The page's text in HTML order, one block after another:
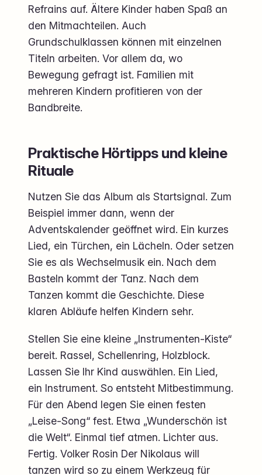
Refrains auf. Ältere Kinder haben Spaß an
den Mitmachteilen. Auch
Grundschulklassen können mit einzelnen
Titeln arbeiten. Vor allem da, wo
Bewegung gefragt ist. Familien mit
mehreren Kindern profitieren von der
Bandbreite.
Praktische Hörtipps und kleine
Rituale
Nutzen Sie das Album als Startsignal. Zum
Beispiel immer dann, wenn der
Adventskalender geöffnet wird. Ein kurzes
Lied, ein Türchen, ein Lächeln. Oder setzen
Sie es als Wechselmusik ein. Nach dem
Basteln kommt der Tanz. Nach dem
Tanzen kommt die Geschichte. Diese
klaren Abläufe helfen Kindern sehr.
Stellen Sie eine kleine „Instrumenten-Kiste“
bereit. Rassel, Schellenring, Holzblock.
Lassen Sie Ihr Kind auswählen. Ein Lied,
ein Instrument. So entsteht Mitbestimmung.
Für den Abend legen Sie einen festen
„Leise-Song“ fest. Etwa „Wunderschön ist
die Welt“. Einmal tief atmen. Lichter aus.
Fertig. Volker Rosin Der Nikolaus will
tanzen wird so zu einem Werkzeug für